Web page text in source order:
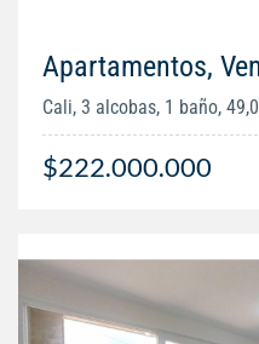
Apartamentos,
Cali, 3 alcobas, 1 baño,
$222.000.000